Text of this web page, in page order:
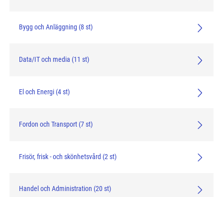
Bygg och Anläggning (8 st)
Data/IT och media (11 st)
El och Energi (4 st)
Fordon och Transport (7 st)
Frisör, frisk - och skönhetsvård (2 st)
Handel och Administration (20 st)